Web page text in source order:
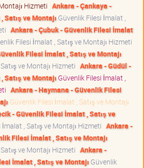
Hizmeti Ankara - Çankaya -
Satış ve Montajı Güvenlik Filesi İmalat ,
Ankara - Çubuk - Güvenlik Filesi İmalat
Filesi İmalat , Satış ve Montajı Hizmeti
Filesi İmalat , Satış ve Montajı
ve Montajı Hizmeti Ankara - Güdül -
Satış ve Montajı Güvenlik Filesi İmalat ,
Ankara - Haymana - Güvenlik Filesi
Güvenlik Filesi İmalat , Satış ve Montajı
- Güvenlik Filesi İmalat , Satış ve
, Satış ve Montajı Hizmeti Ankara -
Filesi İmalat , Satış ve Montajı
ve Montajı Hizmeti Ankara -
İmalat , Satış ve Montajı Güvenlik